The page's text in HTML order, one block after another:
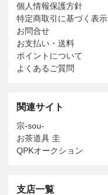
個人情報保護方針
特定商取引に基づく表示
お問合せ
お支払い・送料
ポイントについて
よくあるご質問
関連サイト
宗-sou-
お茶道具 圭
QPKオークション
支店一覧